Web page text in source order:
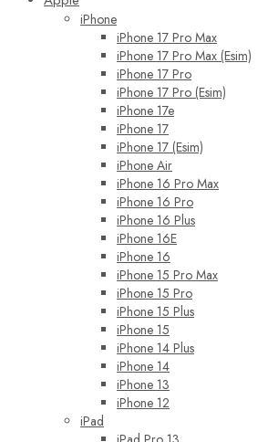
iPhone
iPhone 17 Pro Max
iPhone 17 Pro Max (Esim)
iPhone 17 Pro
iPhone 17 Pro (Esim)
iPhone 17e
iPhone 17
iPhone 17 (Esim)
iPhone Air
iPhone 16 Pro Max
iPhone 16 Pro
iPhone 16 Plus
iPhone 16E
iPhone 16
iPhone 15 Pro Max
iPhone 15 Pro
iPhone 15 Plus
iPhone 15
iPhone 14 Plus
iPhone 14
iPhone 13
iPhone 12
iPad